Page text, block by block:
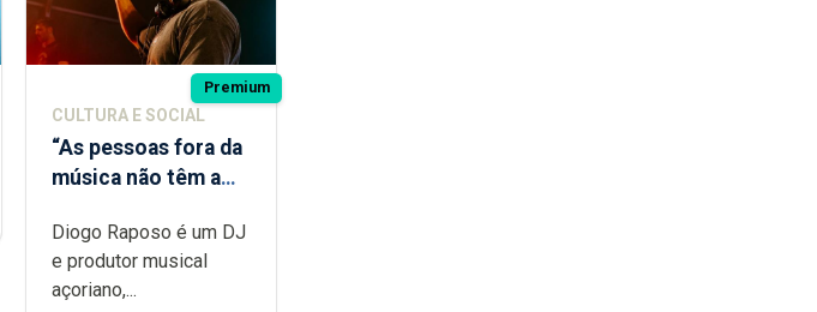
Premium
CULTURA E SOCIAL
“As pessoas fora da
música não têm a
difícil é produzir
uma música”
Diogo Raposo é um DJ
e produtor musical
açoriano,...